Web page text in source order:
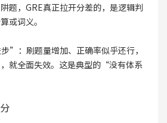
题，GRE真正拉开分差的，是逻辑判
或词义。
”：刷题量增加、正确率似乎还行，
就全面失效。这是典型的“没有体系